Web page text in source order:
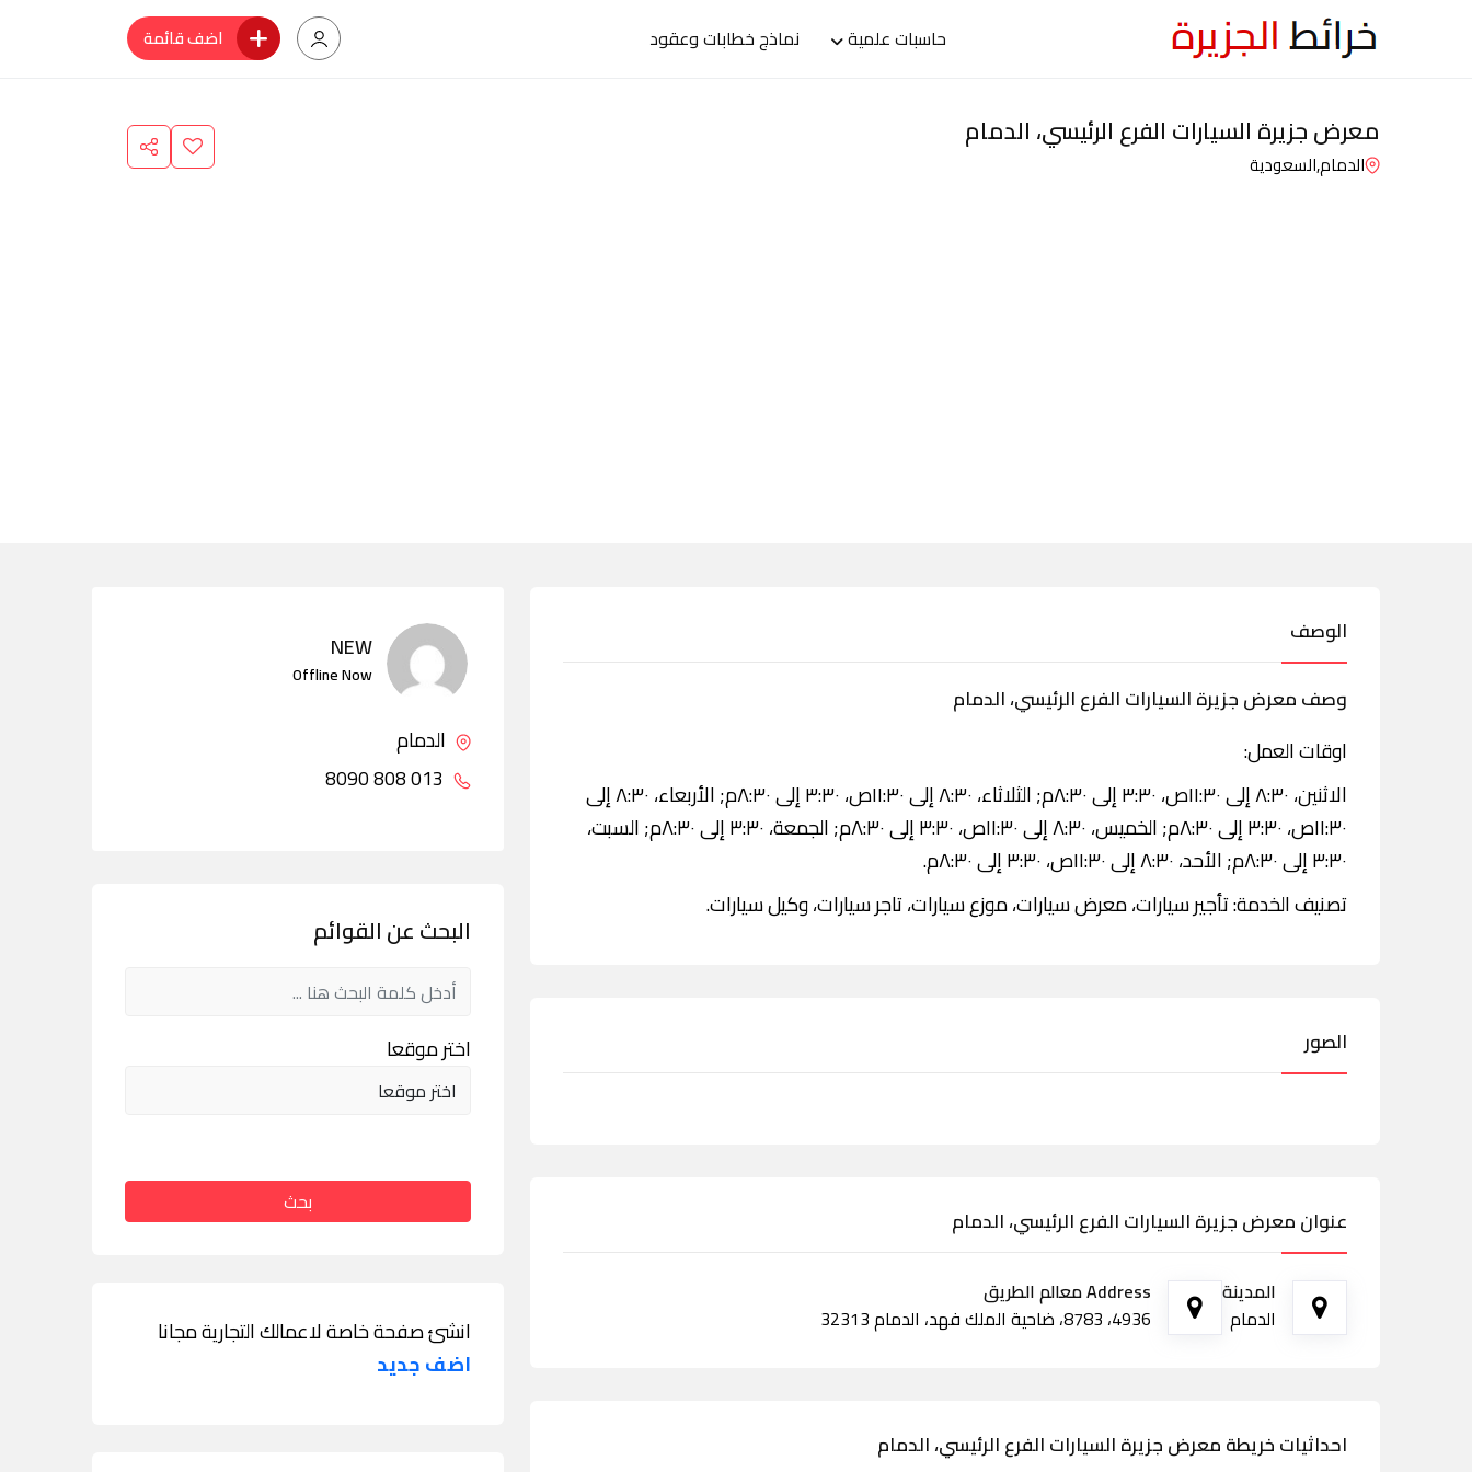
حاسبات علمية نماذج خطابات وعقود اضف قائمة
معرض جزيرة السيارات الفرع الرئيسي، الدمام
الدمام,السعودية
الوصف
وصف معرض جزيرة السيارات الفرع الرئيسي، الدمام
اوقات العمل:
الاثنين، ٨:٣٠ إلى ١١:٣٠ص، ٣:٣٠ إلى ٨:٣٠م; الثلاثاء، ٨:٣٠ إلى ١١:٣٠ص، ٣:٣٠ إلى ٨:٣٠م; الأربعاء، ٨:٣٠ إلى
١١:٣٠ص، ٣:٣٠ إلى ٨:٣٠م; الخميس، ٨:٣٠ إلى ١١:٣٠ص، ٣:٣٠ إلى ٨:٣٠م; الجمعة، ٣:٣٠ إلى ٨:٣٠م; السبت،
٣:٣٠ إلى ٨:٣٠م; الأحد، ٨:٣٠ إلى ١١:٣٠ص، ٣:٣٠ إلى ٨:٣٠م.
تصنيف الخدمة: تأجير سيارات، معرض سيارات، موزع سيارات، تاجر سيارات، وكيل سيارات.
الصور
عنوان معرض جزيرة السيارات الفرع الرئيسي، الدمام
المدينة
الدمام
Address معالم الطريق
4936، 8783، ضاحية الملك فهد، الدمام 32313
احداثيات خريطة معرض جزيرة السيارات الفرع الرئيسي، الدمام
NEW
Offline Now
الدمام
البحث عن القوائم
اختر موقعا
بحث
انشئ صفحة خاصة لاعمالك التجارية مجانا
اضف جديد